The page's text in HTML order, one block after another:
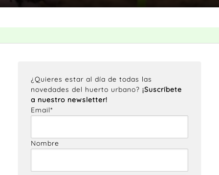
¿Quieres estar al día de todas las
novedades del huerto urbano? ¡Suscríbete
a nuestro newsletter!
Email*
Nombre